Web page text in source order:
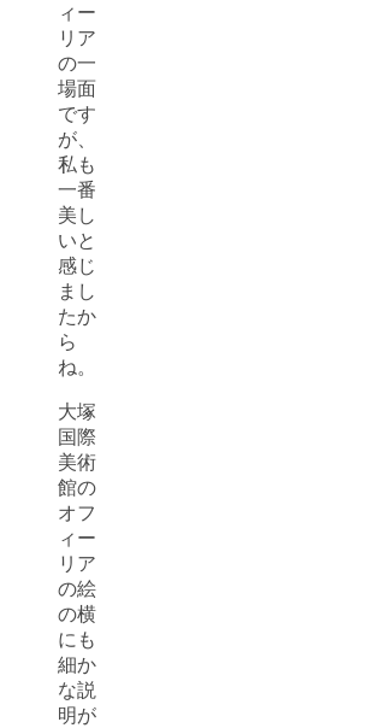
ィー
リア
の一
場面
です
が、
私も
一番
美し
いと
感じ
まし
たか
ら
ね。
大塚
国際
美術
館の
オフ
ィー
リア
の絵
の横
にも
細か
な説
明が